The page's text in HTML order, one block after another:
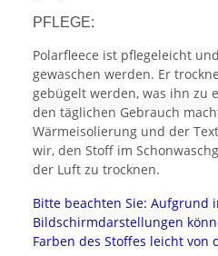
PFLEGE:
Polarfleece ist pflegeleicht
gewaschen werden. Er
gebügelt werden, was ihn zu
den täglichen Gebrauch
Wärmeisolierung und der
wir, den Stoff im
der Luft zu trocknen.
Bitte beachten Sie: Aufgrund
Bildschirmdarstellungen
Farben des Stoffes leicht